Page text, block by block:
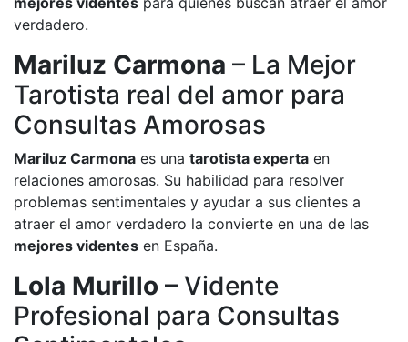
verdadero.
Mariluz Carmona – La Mejor
Tarotista real del amor para
Consultas Amorosas
Mariluz Carmona es una tarotista experta en
relaciones amorosas. Su habilidad para resolver
problemas sentimentales y ayudar a sus clientes a
atraer el amor verdadero la convierte en una de las
mejores videntes en España.
Lola Murillo – Vidente
Profesional para Consultas